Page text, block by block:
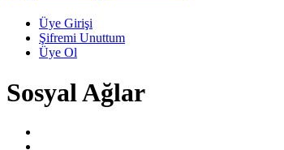
Üye Girişi
Şifremi Unuttum
Üye Ol
Sosyal Ağlar